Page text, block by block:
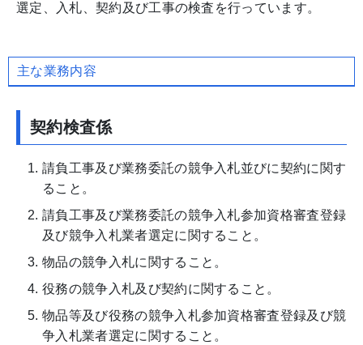
選定、入札、契約及び工事の検査を行っています。
主な業務内容
契約検査係
請負工事及び業務委託の競争入札並びに契約に関す
ること。
請負工事及び業務委託の競争入札参加資格審査登録
及び競争入札業者選定に関すること。
物品の競争入札に関すること。
役務の競争入札及び契約に関すること。
物品等及び役務の競争入札参加資格審査登録及び競
争入札業者選定に関すること。